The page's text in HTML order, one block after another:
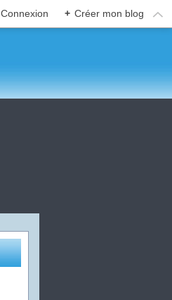
Connexion + Créer mon blog